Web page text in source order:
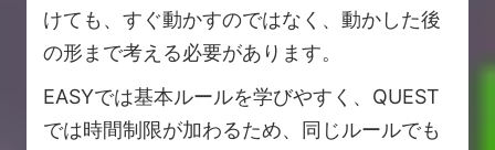
けても、すぐ動かすのではなく、動かした後
の形まで考える必要があります。
EASYでは基本ルールを学びやすく、QUEST
では時間制限が加わるため、同じルールでも